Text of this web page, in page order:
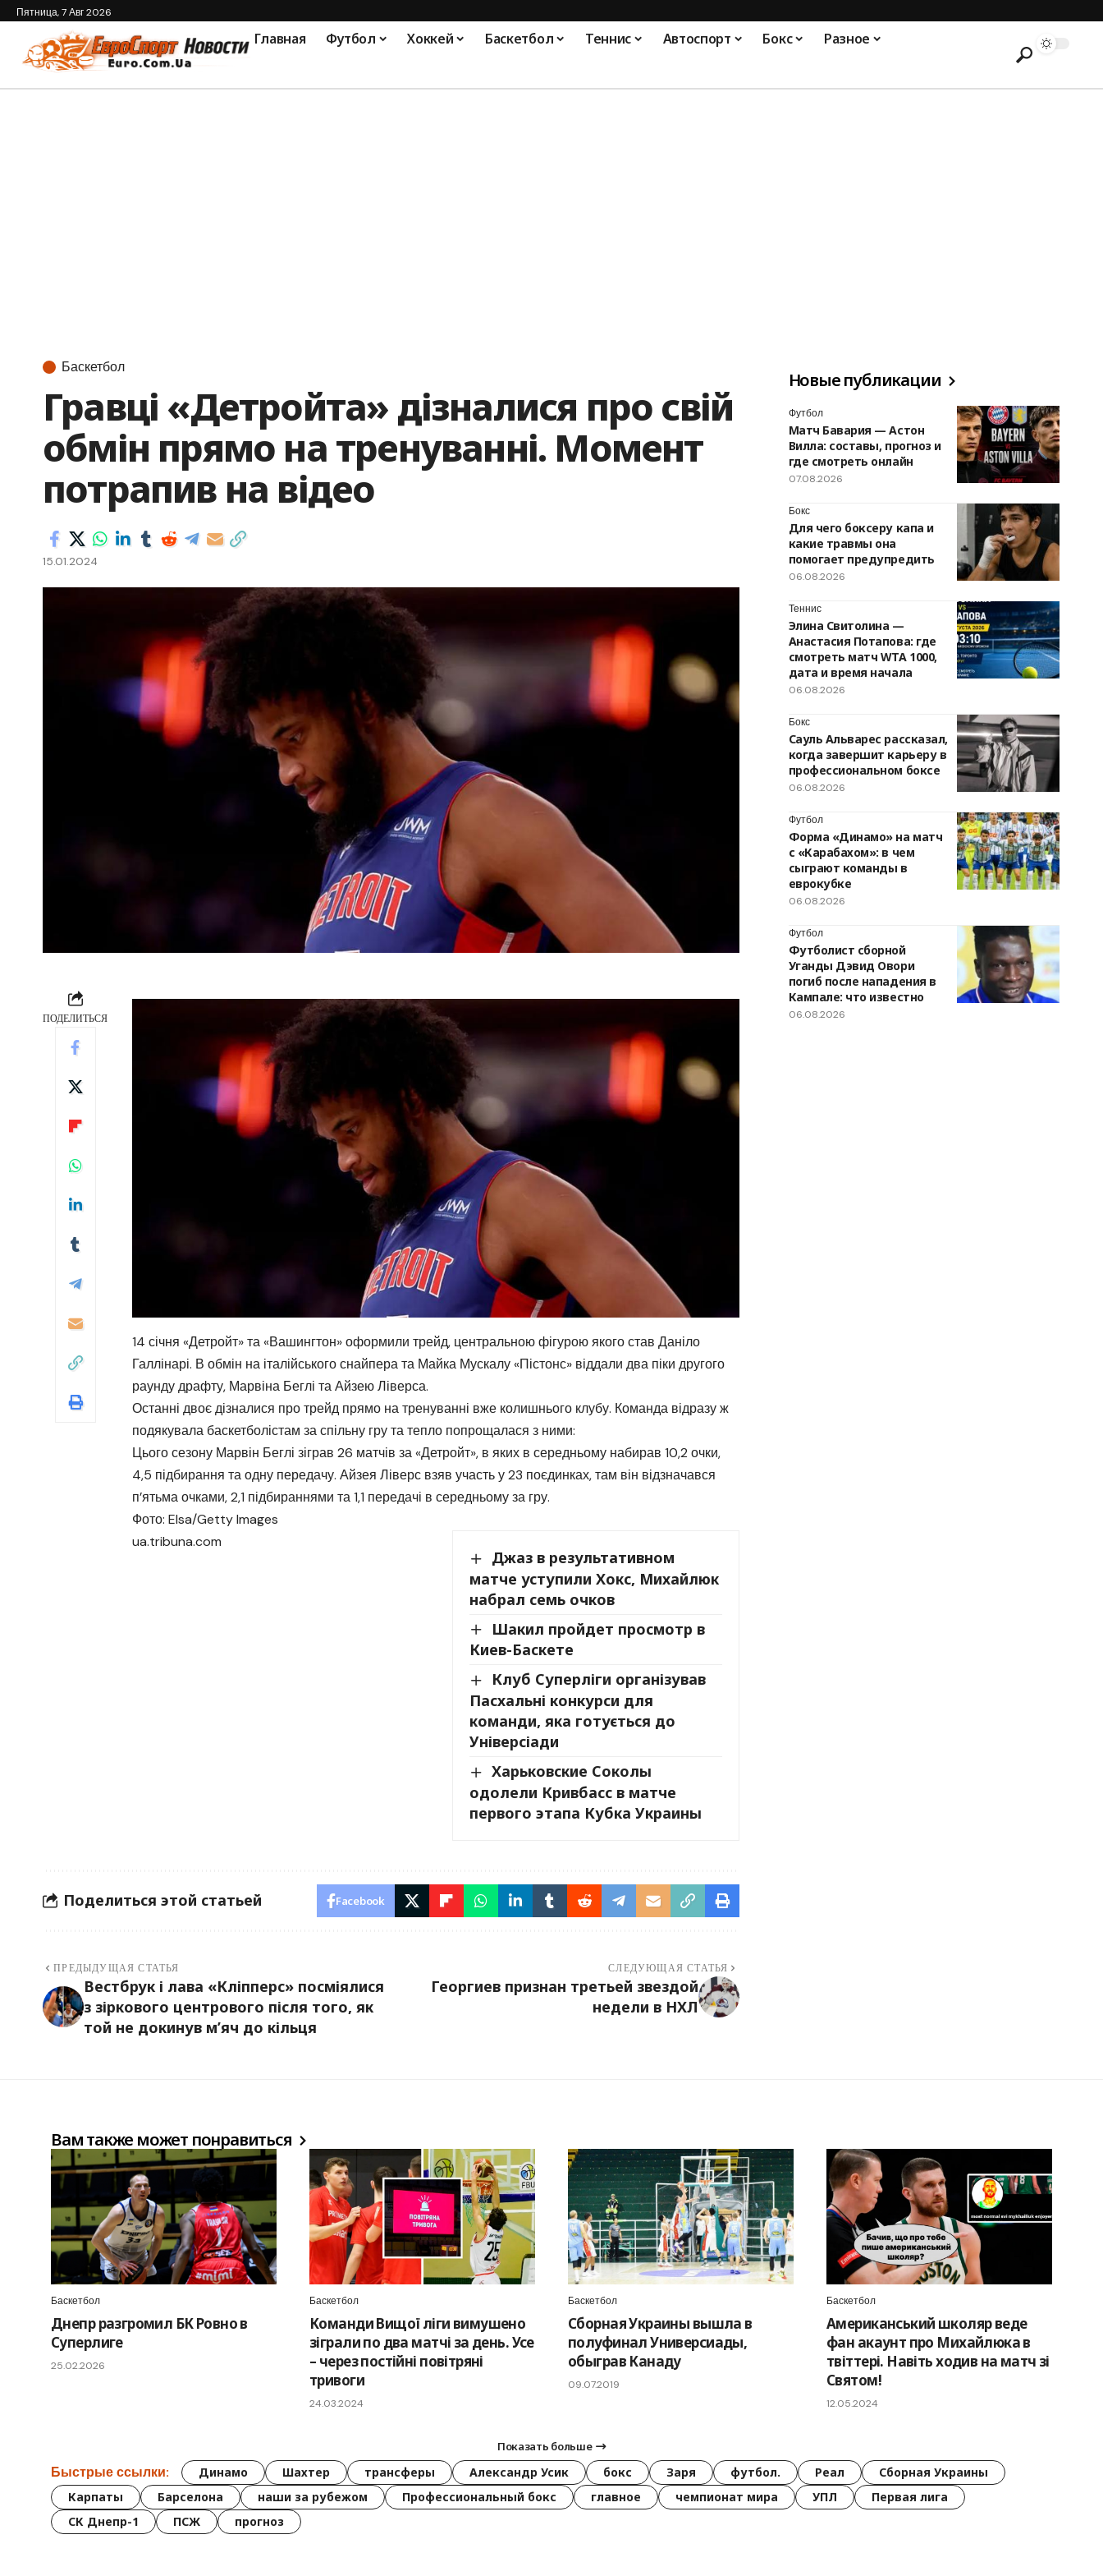
Пятница, 7 Авг 2026
Главная Футбол Хоккей Баскетбол Теннис Автоспорт Бокс Разное
Баскетбол
Гравці «Детройта» дізналися про свій
обмін прямо на тренуванні. Момент
потрапив на відео
15.01.2024
ПОДЕЛИТЬСЯ
14 січня «Детройт» та «Вашингтон» оформили трейд, центральною фігурою якого став Даніло
Галлінарі. В обмін на італійського снайпера та Майка Мускалу «Пістонс» віддали два піки другого
раунду драфту, Марвіна Беглі та Айзею Ліверса.
Останні двоє дізналися про трейд прямо на тренуванні вже колишнього клубу. Команда відразу ж
подякувала баскетболістам за спільну гру та тепло попрощалася з ними:
Цього сезону Марвін Беглі зіграв 26 матчів за «Детройт», в яких в середньому набирав 10,2 очки,
4,5 підбирання та одну передачу. Айзея Ліверс взяв участь у 23 поєдинках, там він відзначався
п’ятьма очками, 2,1 підбираннями та 1,1 передачі в середньому за гру.
Фото: Elsa/Getty Images
Джаз в результативном
матче уступили Хокс, Михайлюк
набрал семь очков
Шакил пройдет просмотр в
Киев-Баскете
Клуб Суперліги організував
Пасхальні конкурси для
команди, яка готується до
Універсіади
Харьковские Соколы
одолели Кривбасс в матче
первого этапа Кубка Украины
ua.tribuna.com
Поделиться этой статьей Facebook
ПРЕДЫДУЩАЯ СТАТЬЯ
Вестбрук і лава «Кліпперс» посміялися
з зіркового центрового після того, як
той не докинув м’яч до кільця
СЛЕДУЮЩАЯ СТАТЬЯ
Георгиев признан третьей звездой
недели в НХЛ
Новые публикации
Футбол
Матч Бавария — Астон
Вилла: составы, прогноз и
где смотреть онлайн
07.08.2026
Бокс
Для чего боксеру капа и
какие травмы она
помогает предупредить
06.08.2026
Теннис
Элина Свитолина —
Анастасия Потапова: где
смотреть матч WTA 1000,
дата и время начала
06.08.2026
Бокс
Сауль Альварес рассказал,
когда завершит карьеру в
профессиональном боксе
06.08.2026
Футбол
Форма «Динамо» на матч
с «Карабахом»: в чем
сыграют команды в
еврокубке
06.08.2026
Футбол
Футболист сборной
Уганды Дэвид Овори
погиб после нападения в
Кампале: что известно
06.08.2026
Вам также может понравиться
Баскетбол
Днепр разгромил БК Ровно в
Суперлиге
25.02.2026
Баскетбол
Команди Вищої ліги вимушено
зіграли по два матчі за день. Усе
– через постійні повітряні
тривоги
24.03.2024
Баскетбол
Сборная Украины вышла в
полуфинал Универсиады,
обыграв Канаду
09.07.2019
Баскетбол
Американський школяр веде
фан акаунт про Михайлюка в
твіттері. Навіть ходив на матч зі
Святом!
12.05.2024
Показать больше
Быстрые ссылки: Динамо Шахтер трансферы Александр Усик бокс Заря футбол. Реал
Сборная Украины
Карпаты
Барселона наши за рубежом Профессиональный бокс главное чемпионат мира УПЛ
Первая лига
СК Днепр-1
ПСЖ прогноз